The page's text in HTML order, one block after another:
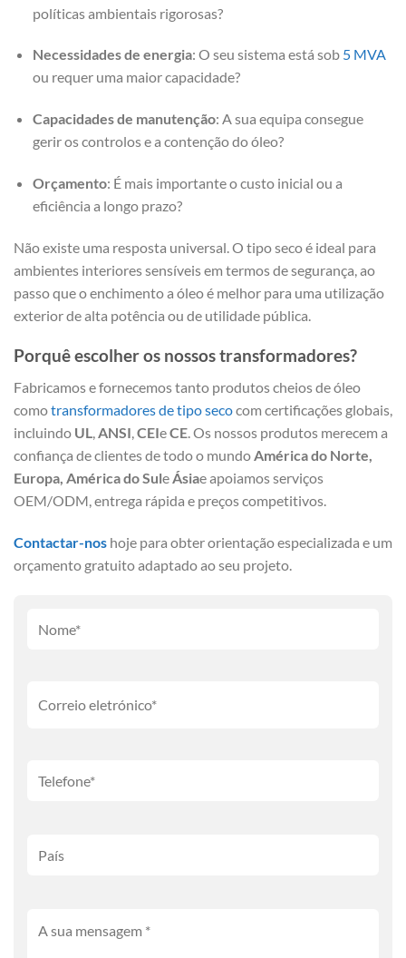
políticas ambientais rigorosas?
Necessidades de energia: O seu sistema está sob 5 MVA
ou requer uma maior capacidade?
Capacidades de manutenção: A sua equipa consegue
gerir os controlos e a contenção do óleo?
Orçamento: É mais importante o custo inicial ou a
eficiência a longo prazo?
Não existe uma resposta universal. O tipo seco é ideal para
ambientes interiores sensíveis em termos de segurança, ao
passo que o enchimento a óleo é melhor para uma utilização
exterior de alta potência ou de utilidade pública.
Porquê escolher os nossos transformadores?
Fabricamos e fornecemos tanto produtos cheios de óleo
comotransformadores de tipo secocom certificações globais,
incluindo UL,ANSI,CEIeCE. Os nossos produtos merecem a
confiança de clientes de todo o mundoAmérica do Norte,
Europa, América do SuleÁsiae apoiamos serviços
OEM/ODM, entrega rápida e preços competitivos.
Contactar-nos hoje para obter orientação especializada e um
orçamento gratuito adaptado ao seu projeto.